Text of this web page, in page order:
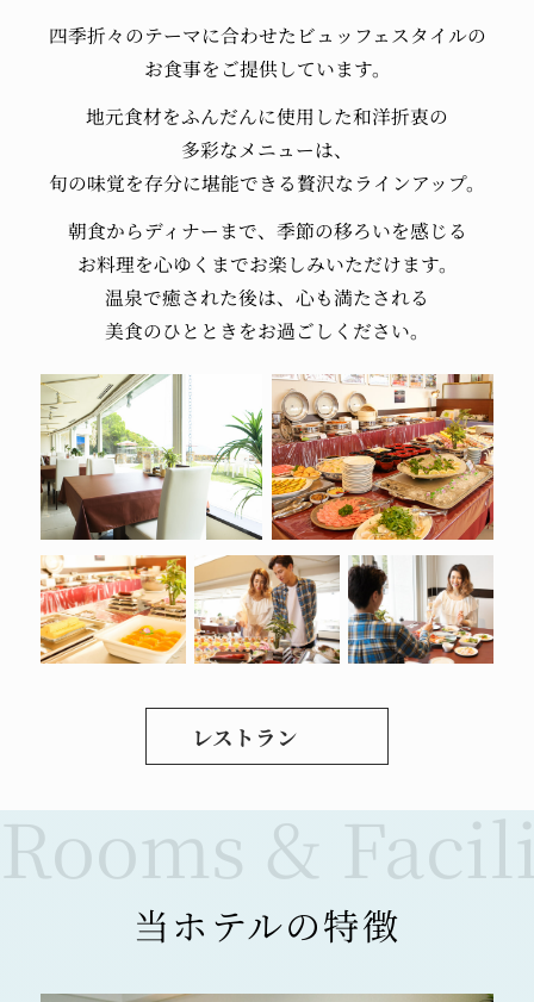
期間：4/25（日）～5/31（月）まで
【レストラン】
ディナー 営業時間：20：00まで（L.O.19：
※アルコール類の提供はございません。
その場合には当社HP等にて随時お知らせ致し
ます。
お客様には、大変ご迷惑をお掛け致しますが、
何卒ご理解・ご了承の程、宜しくお願い申し上
げます。
2021.02.08
政府の要請に従い、緊急事態宣言の対象地域に
あてはまる宿泊施設において、時短営業の延長
を実施致します。
期間：2/8（月）より3/7（日）まで
【レストラン】
ディナー 営業時間：20：00まで（L.O.19：
※アルコール類の提供は19時まで
期間等は変更される可能性がございます。
お客様には、大変ご迷惑をお掛け致しますが、
げます。
四季折々のテーマに合わせた ビュッフェスタイルの
お食事をご提供しています。
地元食材をふんだんに使用した和洋折衷の
多彩なメニューは、
旬の味覚を存分に堪能できる贅沢な ラインアップ。
朝食からディナーまで、 季節の移ろいを感じる
お料理を心ゆくまでお楽しみいただけます。
温泉で癒された後は、 心も満たされる
美食のひとときをお過ごしください。
レストラン
当ホテルの特徴